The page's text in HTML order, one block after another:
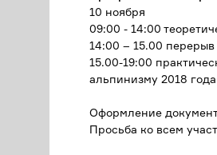
10 ноября
09:00 - 14:00
14:00 – 15.00 перерыв
15.00-19:00
альпинизму 2018
Оформление
Просьба ко всем